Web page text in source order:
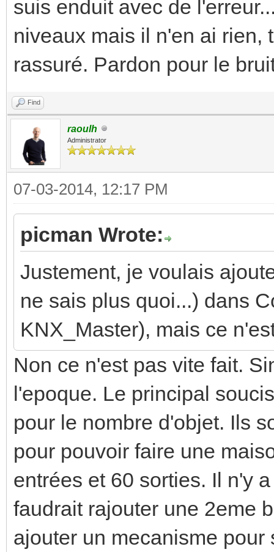
suis enduit avec de
niveaux mais il n'en ai rien,
rassuré. Pardon pour le
Find
raoulh
Administrator
07-03-2014, 12:17 PM
picman Wrote:
Justement, je voulais
ne sais plus quoi...) dans
KNX_Master), mais ce
Non ce n'est pas vite fait.
l'epoque. Le principal
pour le nombre d'objet. Ils
pour pouvoir faire une
entrées et 60 sorties. Il n'y
faudrait rajouter une 2eme
ajouter un mecanisme